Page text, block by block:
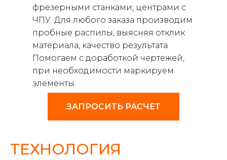
ЗАПРОСИТЬ РАСЧЕТ
фрезерными станками, центрами с
ЧПУ. Для любого заказа производим
пробные распилы, выясняя отклик
материала, качество результата.
Помогаем с доработкой чертежей,
при необходимости маркируем
элементы.
ТЕХНОЛОГИЯ